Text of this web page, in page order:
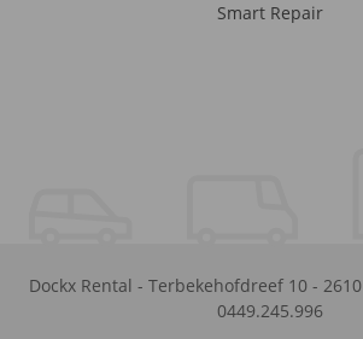
Smart Repair
Dockx Rental - Terbekehofdreef 10 - 2610
0449.245.996